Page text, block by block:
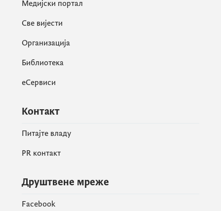
Медијски портал
Све вијести
Организација
Библиотека
еСервиси
Контакт
Питајте владу
PR контакт
Друштвене мреже
Facebook